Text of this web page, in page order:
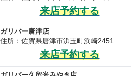
来店予約する
ガリバー唐津店
住所：佐賀県唐津市浜玉町浜崎2451
来店予約する